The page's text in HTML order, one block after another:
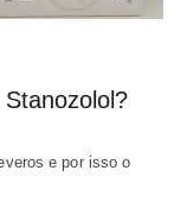
e por isso o